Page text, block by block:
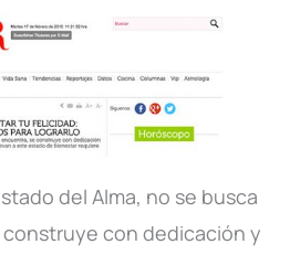
del Alma, no se busca
con dedicación y